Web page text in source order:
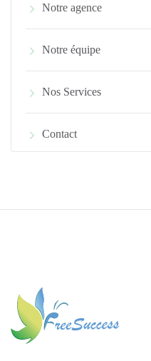
Notre agence
Notre équipe
Nos Services
Contact